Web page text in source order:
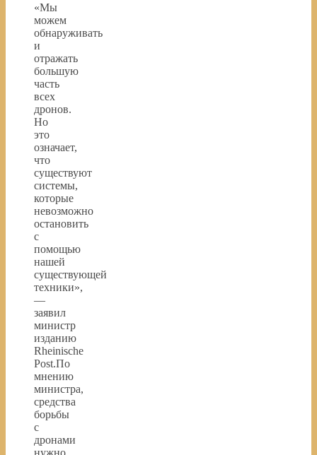
«Мы
можем
обнаруживать
и
отражать
большую
часть
всех
дронов.
Но
это
означает,
что
существуют
системы,
которые
невозможно
остановить
с
помощью
нашей
существующей
техники»,
—
заявил
министр
изданию
Rheinische
Post.По
мнению
министра,
средства
борьбы
с
дронами
нужно